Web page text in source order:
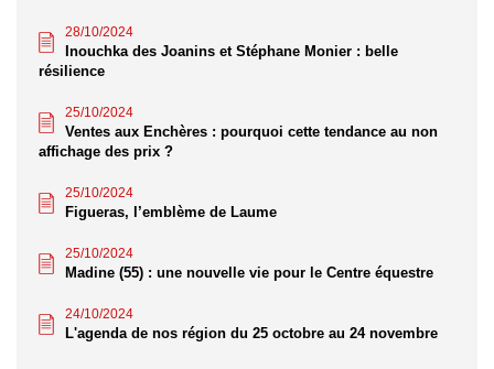
28/10/2024
Inouchka des Joanins et Stéphane Monier : belle
résilience
25/10/2024
Ventes aux Enchères : pourquoi cette tendance au non
affichage des prix ?
25/10/2024
Figueras, l’emblème de Laume
25/10/2024
Madine (55) : une nouvelle vie pour le Centre équestre
24/10/2024
L'agenda de nos région du 25 octobre au 24 novembre